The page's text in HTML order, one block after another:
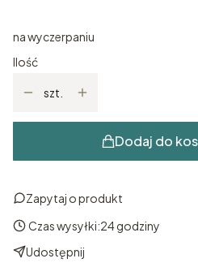
na wyczerpaniu
Ilość
szt.
Dodaj do
Zapytaj o produkt
Czas wysyłki:24 godziny
Udostępnij